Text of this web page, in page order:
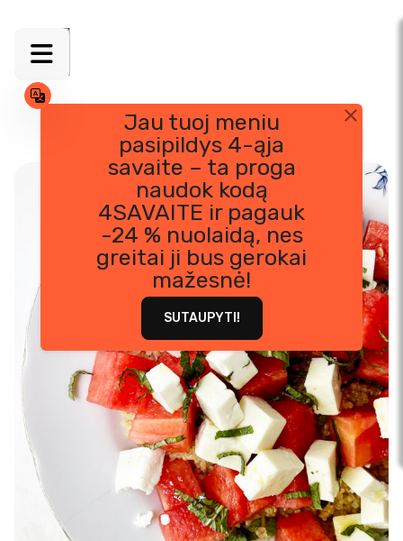
Jau tuoj meniu
pasipildys 4-ąja
savaite – ta proga
naudok kodą
4SAVAITE ir pagauk
-24 % nuolaidą, nes
greitai ji bus gerokai
mažesnė!
SUTAUPYTI!